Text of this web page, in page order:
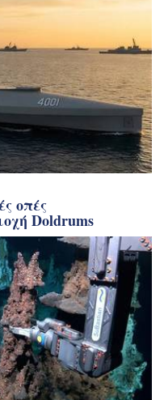
οπές
Doldrums